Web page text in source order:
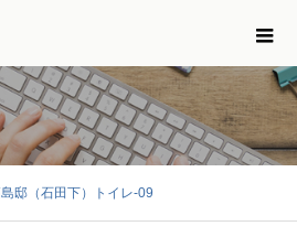
邸（石田下）トイレ-09